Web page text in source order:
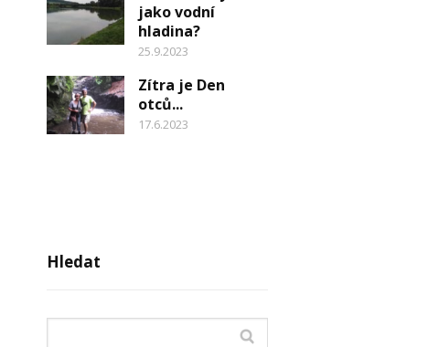
jako vodní
hladina?
25.9.2023
Zítra je Den
otců...
17.6.2023
Hledat